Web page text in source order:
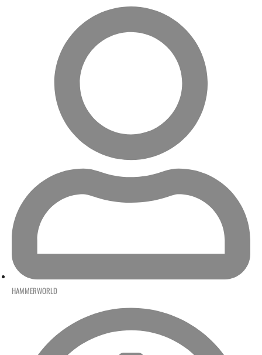
HAMMERWORLD